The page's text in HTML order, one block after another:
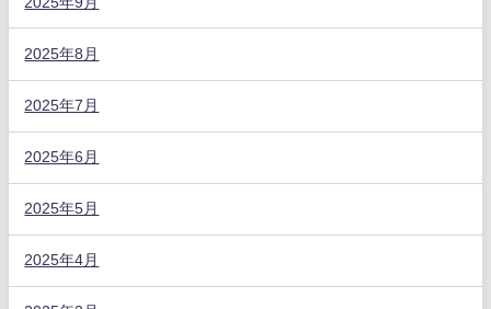
2025年8月
2025年7月
2025年6月
2025年5月
2025年4月